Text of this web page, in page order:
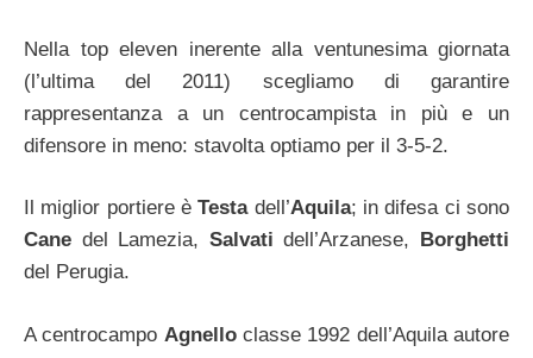
Nella top eleven inerente alla ventunesima giornata
(l’ultima del 2011) scegliamo di garantire
rappresentanza a un centrocampista in più e un
difensore in meno: stavolta optiamo per il 3-5-2.
Il miglior portiere èTestadell’Aquila; in difesa ci sono
Cane del Lamezia, Salvati dell’Arzanese,
Borghetti
del Perugia.
A centrocampo Agnelloclasse 1992 dell’Aquila autore